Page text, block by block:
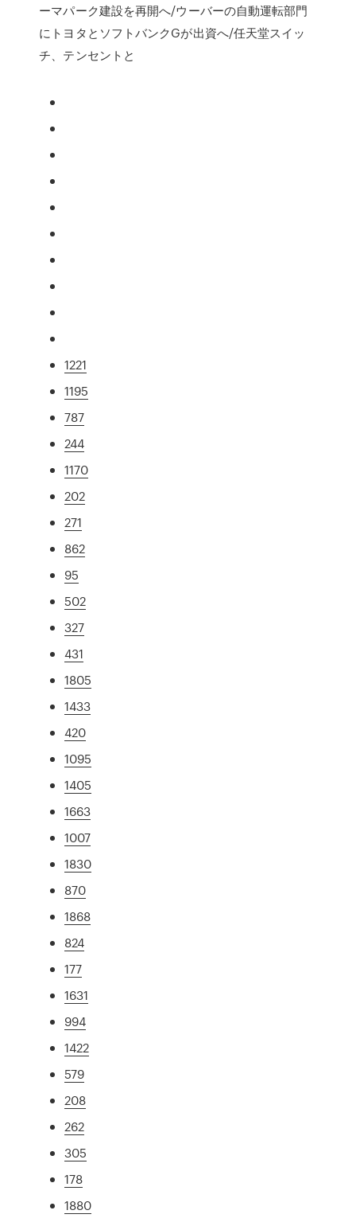
ーマパーク建設を再開へ/ウーバーの自動運転部門
にトヨタとソフトバンクGが出資へ/任天堂スイッ
チ、テンセントと
1221
1195
787
244
1170
202
271
862
95
502
327
431
1805
1433
420
1095
1405
1663
1007
1830
870
1868
824
177
1631
994
1422
579
208
262
305
178
1880